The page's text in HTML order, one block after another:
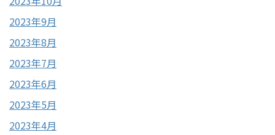
2023年9月
2023年8月
2023年7月
2023年6月
2023年5月
2023年4月